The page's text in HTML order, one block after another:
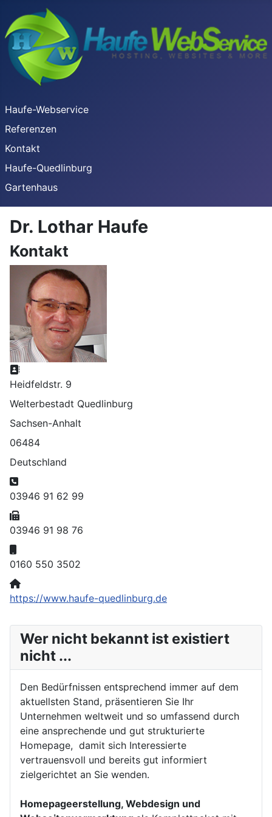
Haufe-Webservice
Referenzen
Kontakt
Haufe-Quedlinburg
Gartenhaus
Dr. Lothar Haufe
Kontakt
Adresse:
Heidfeldstr. 9
Welterbestadt Quedlinburg
Sachsen-Anhalt
06484
Deutschland
Telefon:
03946 91 62 99
Fax:
03946 91 98 76
0160 550 3502
Website:
https://www.haufe-quedlinburg.de
Wer nicht bekannt ist existiert
nicht ...
Den Bedürfnissen entsprechend immer auf dem
aktuellsten Stand, präsentieren Sie Ihr
Unternehmen weltweit und so umfassend durch
eine ansprechende und gut strukturierte
Homepage, damit sich Interessierte
vertrauensvoll und bereits gut informiert
zielgerichtet an Sie wenden.
Homepageerstellung, Webdesign und